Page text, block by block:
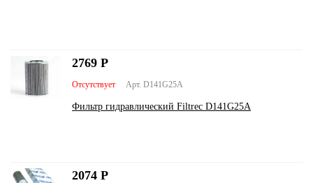
Арт. D141G25A
Отсутствует
Фильтр гидравлический Filtrec D141G25A
2769 Р
2074 Р